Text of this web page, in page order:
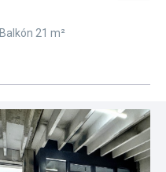
Balkón 21 m²